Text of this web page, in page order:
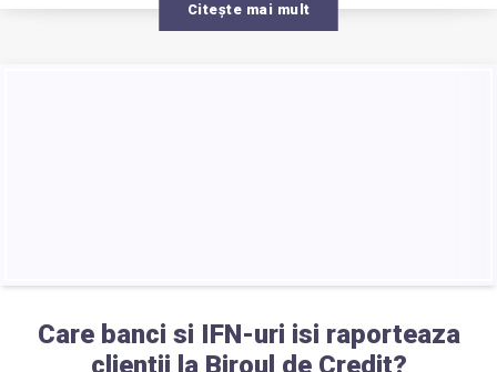
Citește mai mult
Care banci si IFN-uri isi raporteaza
clientii la Biroul de Credit?